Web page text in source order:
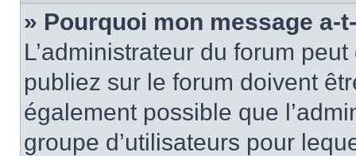
» Pourquoi mon message a-
L’administrateur du forum
publiez sur le forum doivent
également possible que
groupe d’utilisateurs pour